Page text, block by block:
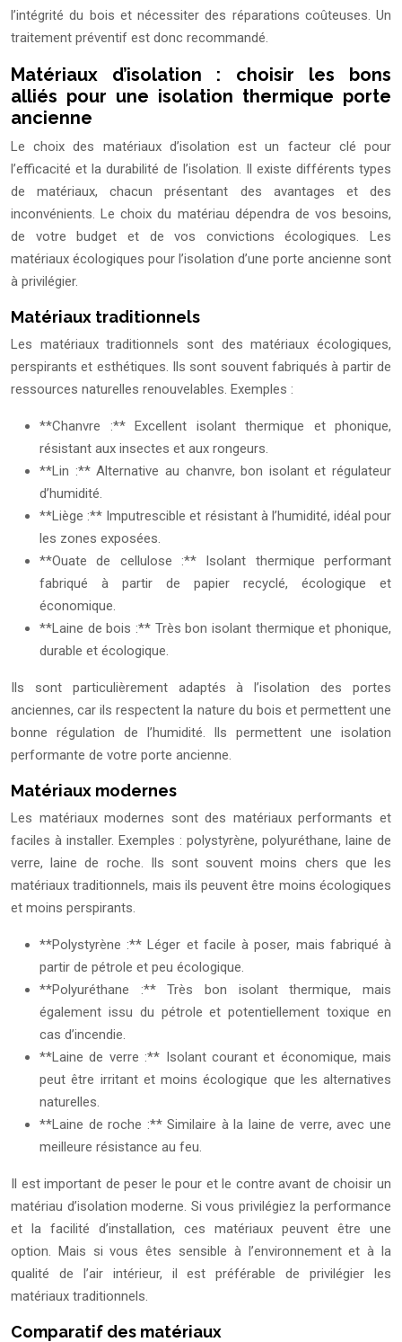
l’intégrité du bois et nécessiter des réparations coûteuses. Un
traitement préventif est donc recommandé.
Matériaux d’isolation : choisir les bons
alliés pour une isolation thermique porte
ancienne
Le choix des matériaux d’isolation est un facteur clé pour
l’efficacité et la durabilité de l’isolation. Il existe différents types
de matériaux, chacun présentant des avantages et des
inconvénients. Le choix du matériau dépendra de vos besoins,
de votre budget et de vos convictions écologiques. Les
matériaux écologiques pour l’isolation d’une porte ancienne sont
à privilégier.
Matériaux traditionnels
Les matériaux traditionnels sont des matériaux écologiques,
perspirants et esthétiques. Ils sont souvent fabriqués à partir de
ressources naturelles renouvelables. Exemples :
**Chanvre :** Excellent isolant thermique et phonique,
résistant aux insectes et aux rongeurs.
**Lin :** Alternative au chanvre, bon isolant et régulateur
d’humidité.
**Liège :** Imputrescible et résistant à l’humidité, idéal pour
les zones exposées.
**Ouate de cellulose :** Isolant thermique performant
fabriqué à partir de papier recyclé, écologique et
économique.
**Laine de bois :** Très bon isolant thermique et phonique,
durable et écologique.
Ils sont particulièrement adaptés à l’isolation des portes
anciennes, car ils respectent la nature du bois et permettent une
bonne régulation de l’humidité. Ils permettent une isolation
performante de votre porte ancienne.
Matériaux modernes
Les matériaux modernes sont des matériaux performants et
faciles à installer. Exemples : polystyrène, polyuréthane, laine de
verre, laine de roche. Ils sont souvent moins chers que les
matériaux traditionnels, mais ils peuvent être moins écologiques
et moins perspirants.
**Polystyrène :** Léger et facile à poser, mais fabriqué à
partir de pétrole et peu écologique.
**Polyuréthane :** Très bon isolant thermique, mais
également issu du pétrole et potentiellement toxique en
cas d’incendie.
**Laine de verre :** Isolant courant et économique, mais
peut être irritant et moins écologique que les alternatives
naturelles.
**Laine de roche :** Similaire à la laine de verre, avec une
meilleure résistance au feu.
Il est important de peser le pour et le contre avant de choisir un
matériau d’isolation moderne. Si vous privilégiez la performance
et la facilité d’installation, ces matériaux peuvent être une
option. Mais si vous êtes sensible à l’environnement et à la
qualité de l’air intérieur, il est préférable de privilégier les
matériaux traditionnels.
Comparatif des matériaux